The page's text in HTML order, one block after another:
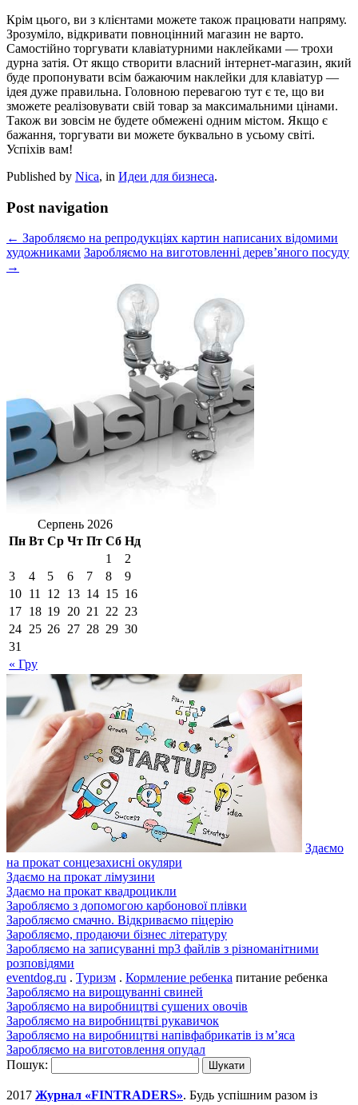
Крім цього, ви з клієнтами можете також працювати напряму.
Зрозуміло, відкривати повноцінний магазин не варто.
Самостійно торгувати клавіатурними наклейками — трохи
дурна затія. От якщо створити власний інтернет-магазин, який
буде пропонувати всім бажаючим наклейки для клавіатур —
ідея дуже правильна. Головною перевагою тут є те, що ви
зможете реалізовувати свій товар за максимальними цінами.
Також ви зовсім не будете обмежені одним містом. Якщо є
бажання, торгувати ви можете буквально в усьому світі.
Успіхів вам!
Published by Nica, in Идеи для бизнеса.
Post navigation
← Заробляємо на репродукціях картин написаних відомими
художниками Заробляємо на виготовленні дерев’яного посуду
→
Серпень 2026
Пн Вт Ср Чт Пт Сб Нд
« Гру
1
2
3
4 5 6 7 8
9
10 11 12 13 14 15 16
17 18 19 20 21 22 23
24 25 26 27 28 29 30
31
Здаємо
на прокат сонцезахисні окуляри
Здаємо на прокат лімузини
Здаємо на прокат квадроцикли
Заробляємо з допомогою карбонової плівки
Заробляємо смачно. Відкриваємо піцерію
Заробляємо, продаючи бізнес літературу
Заробляємо на записуванні mp3 файлів з різноманітними
розповідями
eventdog.ru . Туризм . Кормление ребенка питание ребенка
Заробляємо на вирощуванні свиней
Заробляємо на виробництві сушених овочів
Заробляємо на виробництві рукавичок
Заробляємо на виробництві напівфабрикатів із м’яса
Заробляємо на виготовлення опудал
Пошук:
2017 Журнал «FINTRADERS». Будь успішним разом із